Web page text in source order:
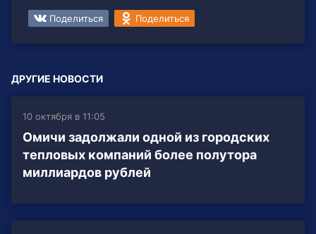
Поделиться Поделиться
ДРУГИЕ НОВОСТИ
10 октября в 11:05
Омичи задолжали одной из городских
тепловых компаний более полутора
миллиардов рублей